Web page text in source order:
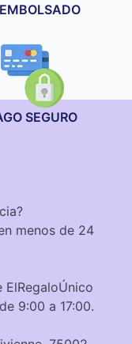
SEGURO
menos de 24
9:00 a 17:00.